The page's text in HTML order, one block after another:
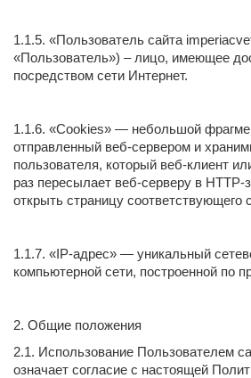
1.1.5. «Пользователь сайта
«Пользователь») – лицо, имеющее
посредством сети Интернет.
1.1.6. «Cookies» — небольшой
отправленный веб-сервером и
пользователя, который веб-клиент
раз пересылает веб-серверу в HTTP-
открыть страницу соответствующего
1.1.7. «IP-адрес» — уникальный
компьютерной сети, построенной по
2. Общие положения
2.1. Использование Пользователем
означает согласие с настоящей